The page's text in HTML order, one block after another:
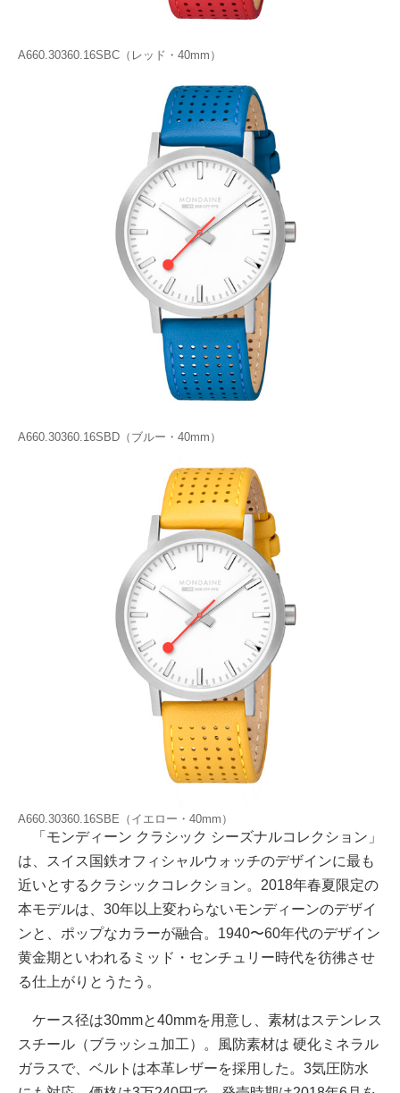
A660.30360.16SBC（レッド・40mm）
A660.30360.16SBD（ブルー・40mm）
A660.30360.16SBE（イエロー・40mm）
「モンディーン クラシック シーズナルコレクション」
は、スイス国鉄オフィシャルウォッチのデザインに最も
近いとするクラシックコレクション。2018年春夏限定の
本モデルは、30年以上変わらないモンディーンのデザイ
ンと、ポップなカラーが融合。1940〜60年代のデザイン
黄金期といわれるミッド・センチュリー時代を彷彿させ
る仕上がりとうたう。
ケース径は30mmと40mmを用意し、素材はステンレス
スチール（ブラッシュ加工）。風防素材は 硬化ミネラル
ガラスで、ベルトは本革レザーを採用した。3気圧防水